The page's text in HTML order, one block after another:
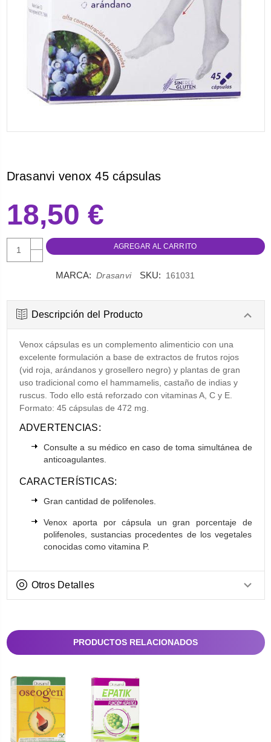
Drasanvi venox 45 cápsulas
18,50 €
AUMENTAR
CANTIDAD:
DISMINUIR
MARCA: Drasanvi SKU: 161031
Descripción del Producto
Venox cápsulas es un complemento alimenticio con una
excelente formulación a base de extractos de frutos rojos
(vid roja, arándanos y grosellero negro) y plantas de gran
uso tradicional como el hammamelis, castaño de indias y
ruscus. Todo ello está reforzado con vitaminas A, C y E.
Formato: 45 cápsulas de 472 mg.
ADVERTENCIAS:
Consulte a su médico en caso de toma simultánea de
anticoagulantes.
CARACTERÍSTICAS:
Gran cantidad de polifenoles.
Venox aporta por cápsula un gran porcentaje de
polifenoles, sustancias procedentes de los vegetales
conocidas como vitamina P.
Otros Detalles
PRODUCTOS RELACIONADOS